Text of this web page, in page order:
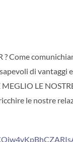
? Come
di vantaggi
MEGLIO LE
le nostre